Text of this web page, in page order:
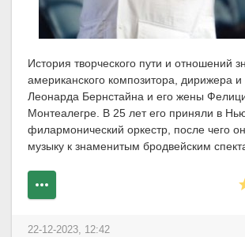
История творческого пути и отношений
американского композитора, дирижера и
Леонарда Бернстайна и его жены
Монтеалегре. В 25 лет его приняли в
филармонический оркестр, после чего
музыку к знаменитым бродвейским
22-12-2023, 12:42